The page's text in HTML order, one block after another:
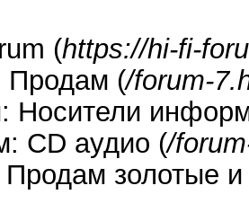
(https://hi-fi-
Продам (/forum-
Носители
СD аудио (/
золотые